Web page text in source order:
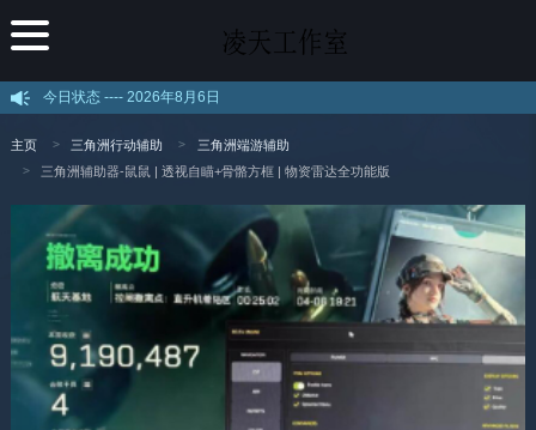
今日状态 ----2026年8月6日
主页 三角洲行动辅助
三角洲端游辅助
三角洲辅助器-鼠鼠 | 透视自瞄+骨骼方框 | 物资雷达全功能版